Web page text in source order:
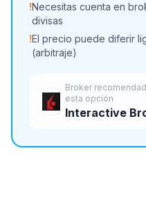
!Necesitas cuenta en
divisas
!El precio puede diferir
(arbitraje)
Broker
esta opción
Interactive